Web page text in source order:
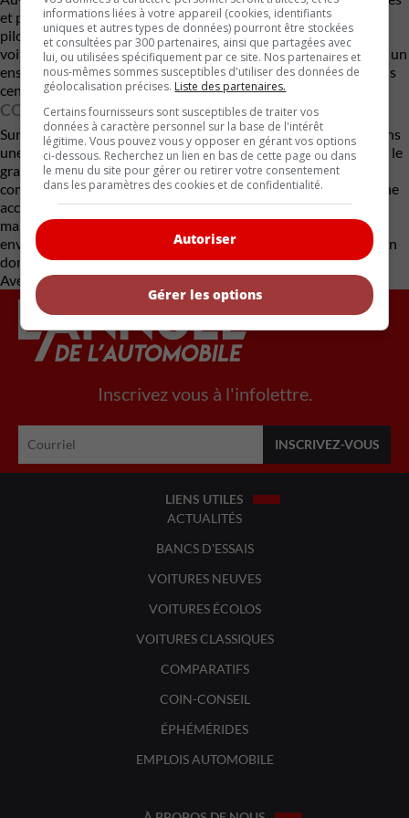
et plus compactes. Une évolution qui fait écho aux critiques de
pilotes comme Max Verstappen ou Lance Stroll, qui jugent les
voitures actuelles trop lourdes et peu engageantes. Le retour à un
ensemble plus simple pourrait redonner aux pilotes un rôle plus
central.
CONCLUSION
Sur le fond, la décision est cohérente. La F1 s’était enfermée dans
une impasse technologique coûteuse et difficile à justifier pour le
grand public. Le V8 hybride simplifié coche plusieurs cases
comme la réduction des coûts, l’amélioration du spectacle et une
accessibilité accrue pour les constructeurs. Mais le défi sera de
maintenir un équilibre crédible avec les objectifs
environnementaux, surtout dans un contexte où l’électrification
domine l’industrie automobile.
Avec des renseignements de The Drive
Inscrivez vous à l'infolettre.
LIENS UTILES
ACTUALITÉS
BANCS D'ESSAIS
VOITURES NEUVES
VOITURES ÉCOLOS
VOITURES CLASSIQUES
COMPARATIFS
COIN-CONSEIL
ÉPHÉMÉRIDES
EMPLOIS AUTOMOBILE
informations liées à votre appareil (cookies, identifiants
uniques et autres types de données) pourront être stockées
et consultées par 300 partenaires, ainsi que partagées avec
lui, ou utilisées spécifiquement par ce site. Nos partenaires et
nous-mêmes sommes susceptibles d'utiliser des données de
géolocalisation précises. Liste des partenaires.
Certains fournisseurs sont susceptibles de traiter vos
données à caractère personnel sur la base de l'intérêt
légitime. Vous pouvez vous y opposer en gérant vos options
ci-dessous. Recherchez un lien en bas de cette page ou dans
le menu du site pour gérer ou retirer votre consentement
dans les paramètres des cookies et de confidentialité.
Autoriser
Gérer les options